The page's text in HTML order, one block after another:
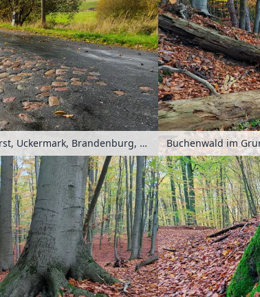
Straße zum Grumsiner Forst, Uckermark, Brandenburg, Deutschland